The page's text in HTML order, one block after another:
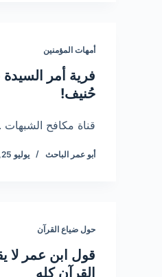
أمهات المؤمنين
فرية أمر
حُنيف!
قناة مكافح
أبو عمر الباحث يوليو 25, 2013
حول ضياع القرآن
قول ابن عمر لا
القرآن كله